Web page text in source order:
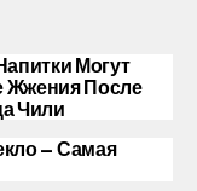
Могут
Жжения После
Чили
— Самая